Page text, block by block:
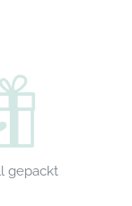
gepackt